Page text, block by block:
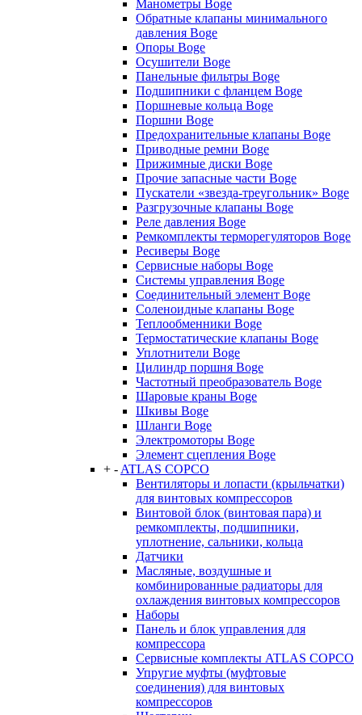
Манометры Boge
Обратные клапаны минимального
давления Boge
Опоры Boge
Осушители Boge
Панельные фильтры Boge
Подшипники с фланцем Boge
Поршневые кольца Boge
Поршни Boge
Предохранительные клапаны Boge
Приводные ремни Boge
Прижимные диски Boge
Прочие запасные части Boge
Пускатели «звезда-треугольник» Boge
Разгрузочные клапаны Boge
Реле давления Boge
Ремкомплекты терморегуляторов Boge
Ресиверы Boge
Сервисные наборы Boge
Системы управления Boge
Соединительный элемент Boge
Соленоидные клапаны Boge
Теплообменники Boge
Термостатические клапаны Boge
Уплотнители Boge
Цилиндр поршня Boge
Частотный преобразователь Boge
Шаровые краны Boge
Шкивы Boge
Шланги Boge
Электромоторы Boge
Элемент сцепления Boge
+ - ATLAS COPCO
Вентиляторы и лопасти (крыльчатки)
для винтовых компрессоров
Винтовой блок (винтовая пара) и
ремкомплекты, подшипники,
уплотнение, сальники, кольца
Датчики
Масляные, воздушные и
комбинированные радиаторы для
охлаждения винтовых компрессоров
Наборы
Панель и блок управления для
компрессора
Сервисные комплекты ATLAS COPCO
Упругие муфты (муфтовые
соединения) для винтовых
компрессоров